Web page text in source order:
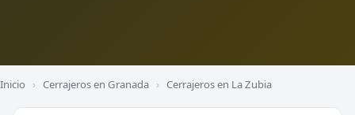
Inicio › Cerrajeros en Granada › Cerrajeros en La Zubia